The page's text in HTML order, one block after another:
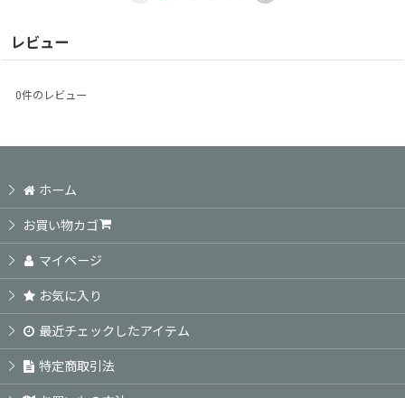
レビュー
0件のレビュー
ホーム
お買い物カゴ
マイページ
お気に入り
最近チェックしたアイテム
特定商取引法